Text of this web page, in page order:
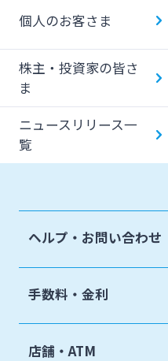
個人のお客さま
株主・投資家の皆さ
ま
ニュースリリース一
覧
ヘルプ・お問い合わせ
手数料・金利
店舗・ATM